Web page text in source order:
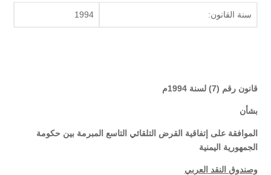
سنة القانون: 1994
قانون رقم (7) لسنة 1994م
بشأن
الموافقة على إتفاقية القرض التلقائي التاسع المبرمة بين حكومة
الجمهورية اليمنية
وصندوق النقد العربي